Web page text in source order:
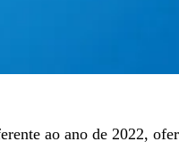
ao ano de 2022,